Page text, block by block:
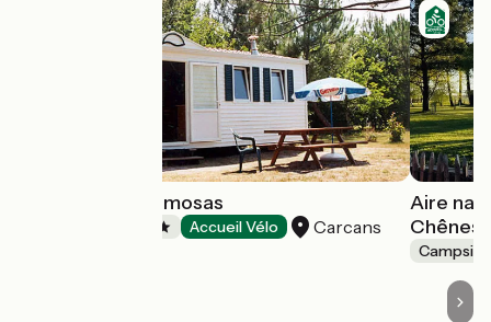
Camping Les Mimosas
Accueil Vélo Carcans
Aire
Chênes